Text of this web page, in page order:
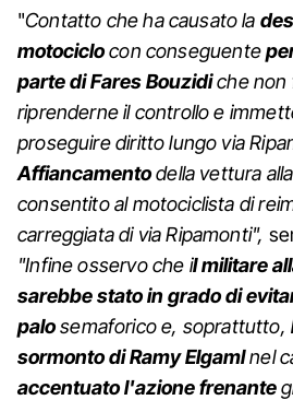
"Contatto che ha causato la
motociclocon conseguente
parte di Fares Bouzidiche non
riprenderne il controllo e
proseguire diritto lungo via
Affiancamentodella vettura
consentito al motociclista di
carreggiata di via Ripamonti",
"Infine osservo che il militare
sarebbe stato in grado di
palosemaforico e, soprattutto,
sormonto di Ramy Elgamlnel
accentuato l'azione frenante